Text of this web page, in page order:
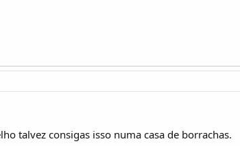
talvez consigas isso numa casa de borrachas.